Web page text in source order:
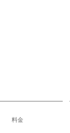
料金